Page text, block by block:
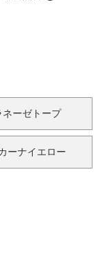
ネーゼトープ
ーナイエロー